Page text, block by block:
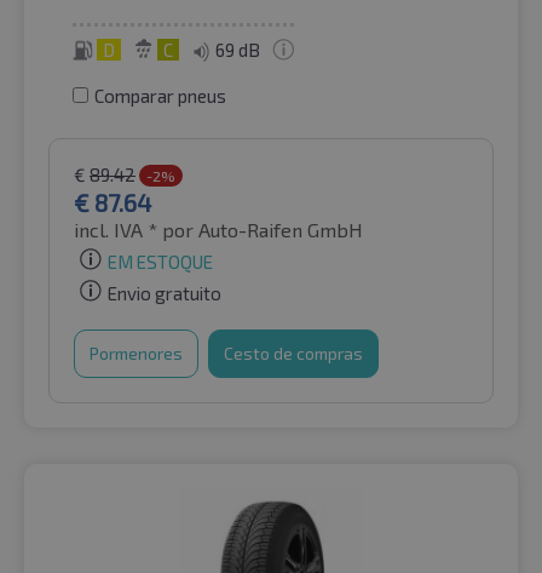
D C 69 dB
Comparar pneus
€ 89.42 -2%
€ 87.64
incl. IVA * por Auto-Raifen GmbH
EM ESTOQUE
Envio gratuito
Pormenores Cesto de compras